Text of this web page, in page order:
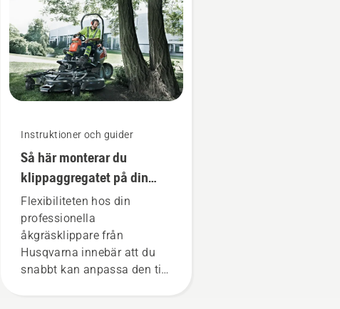
Instruktioner och guider
Så här monterar du
klippaggregatet på din
professionella
åkgräsklippare från
Husqvarna
Flexibiliteten hos din
professionella
åkgräsklippare från
Husqvarna innebär att du
snabbt kan anpassa den till